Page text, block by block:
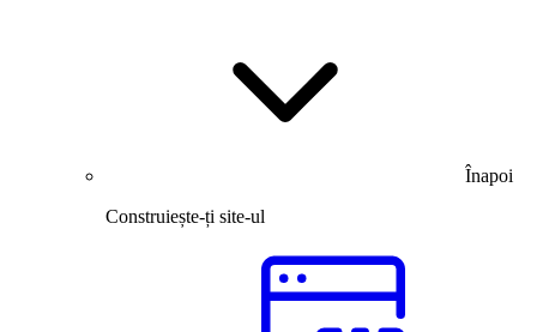
Înapoi
Construiește-ți site-ul